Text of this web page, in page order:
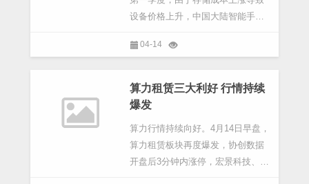
设备价格上升，中国大陆智能手机
为6980万台，同比下降1%。华为以
份额达到20%，继续保持强劲势头
04-14
算力租赁三大利好 行情持续
爆发
算力行情持续向好。4月14日早盘，
算力租赁板块再度爆发，协创数据
开盘后3分钟内涨停，宏景科技、江